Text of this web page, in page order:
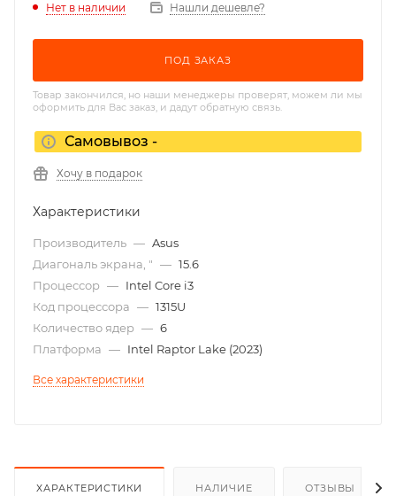
Нет в наличии Нашли дешевле?
ПОД ЗАКАЗ
Товар закончился, но наши менеджеры проверят, можем ли мы
оформить для Вас заказ, и дадут обратную связь.
Самовывоз -
Хочу в подарок
Характеристики
Производитель — Asus
Диагональ экрана, " — 15.6
Процессор — Intel Core i3
Код процессора — 1315U
Количество ядер — 6
Платформа — Intel Raptor Lake (2023)
Все характеристики
ХАРАКТЕРИСТИКИ НАЛИЧИЕ ОТЗЫВЫ